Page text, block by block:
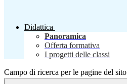
Didattica
Panoramica
Offerta formativa
I progetti delle classi
Campo di ricerca per le pagine del sito